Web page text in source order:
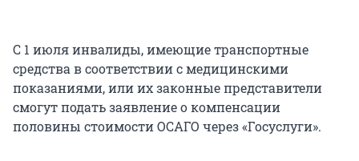
С 1 июля инвалиды, имеющие транспортные
средства в соответствии с медицинскими
показаниями, или их законные представители
смогут подать заявление о компенсации
половины стоимости ОСАГО через «Госуслуги».